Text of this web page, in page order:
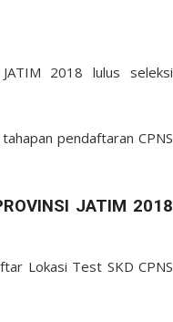
2018 lulus seleksi
pendaftaran CPNS
JATIM 2018
Lokasi Test SKD CPNS